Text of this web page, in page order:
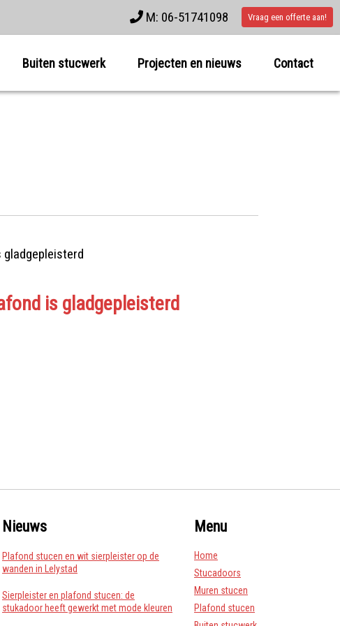
Vraag een offerte aan!
M: 06-51741098
Buiten stucwerk Projecten en nieuws Contact
is gladgepleisterd
Nieuws
Plafond stucen en wit sierpleister op de
wanden in Lelystad
Sierpleister en plafond stucen: de
stukadoor heeft gewerkt met mode kleuren
Menu
Home
Stucadoors
Muren stucen
Plafond stucen